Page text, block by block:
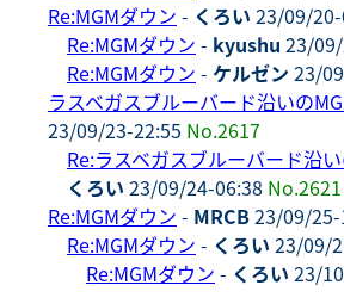
Re:MGMダウン - くろい 23/09/
Re:MGMダウン - kyushu 23/
Re:MGMダウン - ケルゼン 23/
ラスベガスブルーバード沿いの
23/09/23-22:55 No.2617
Re:ラスベガスブルーバード沿
くろい 23/09/24-06:38 No.2621
Re:MGMダウン - MRCB23/09/
Re:MGMダウン - くろい 23/09/
Re:MGMダウン - くろい 23/